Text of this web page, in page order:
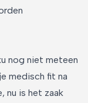
nog niet meteen
medisch fit na
nu is het zaak